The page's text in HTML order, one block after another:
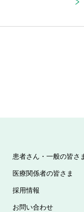
患者さん・一般の皆さ
医療関係者の皆さま
採用情報
お問い合わせ